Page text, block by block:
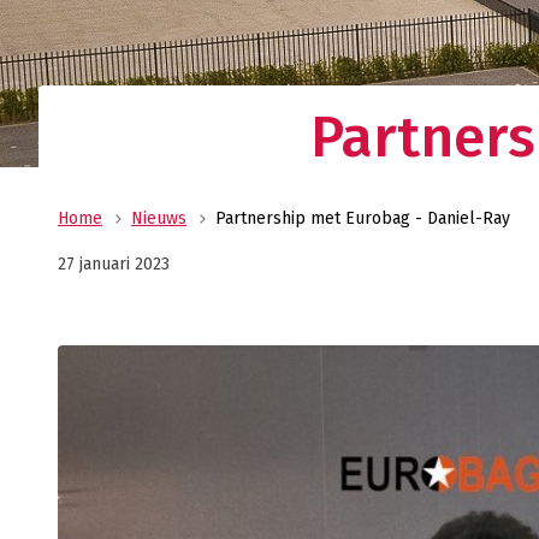
Uw allround logistiek dienstverlener met
wereldwijd netwerk? Oldenburger|Fritom
beste logistieke oplossing voor uw
Home Nieuws Partnership met Eurobag - Daniel-Ray
27 januari 2023